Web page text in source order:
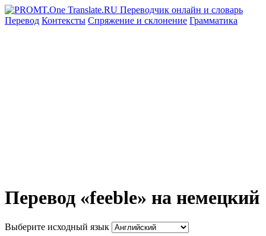
Перевод Контексты Спряжение и склонение Грамматика
Перевод «feeble» на немецкий
Выберите исходный язык